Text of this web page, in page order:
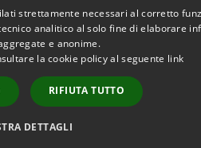
Copyright © 2026 • Città
strettamente necessari al corretto
analitico al solo fine di elaborare
e anonime.
la cookie policy al seguente link
RIFIUTA TUTTO
DETTAGLI